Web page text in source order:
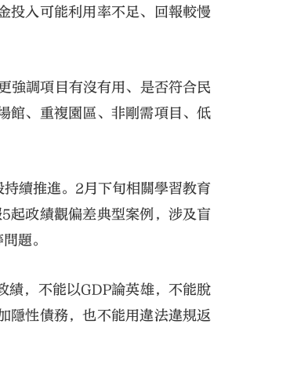
投入可能利用率不足、回報較慢
強調項目有沒有用、是否符合民
館、重複園區、非剛需項目、低
續推進。2月下旬相關學習教育
起政績觀偏差典型案例，涉及盲
題。
績，不能以GDP論英雄，不能脫
隱性債務，也不能用違法違規返